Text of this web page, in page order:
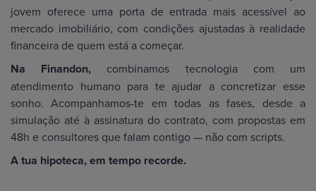
jovem oferece uma porta de entrada mais acessível ao
mercado imobiliário, com condições ajustadas à realidade
financeira de quem está a começar.
Na Finandon, combinamos tecnologia com um
atendimento humano para te ajudar a concretizar esse
sonho. Acompanhamos-te em todas as fases, desde a
simulação até à assinatura do contrato, com propostas em
48h e consultores que falam contigo — não com scripts.
A tua hipoteca, em tempo recorde.